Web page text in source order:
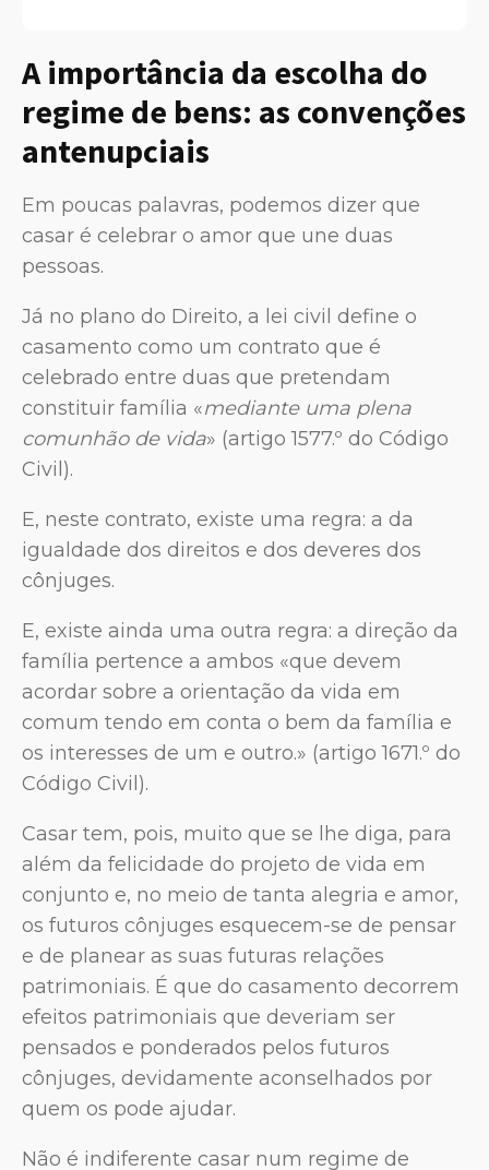
A importância da escolha do
regime de bens: as convenções
antenupciais
Em poucas palavras, podemos dizer que
casar é celebrar o amor que une duas
pessoas.
Já no plano do Direito, a lei civil define o
casamento como um contrato que é
celebrado entre duas que pretendam
constituir família «mediante uma plena
comunhão de vida» (artigo 1577.º do Código
Civil).
E, neste contrato, existe uma regra: a da
igualdade dos direitos e dos deveres dos
cônjuges.
E, existe ainda uma outra regra: a direção da
família pertence a ambos «que devem
acordar sobre a orientação da vida em
comum tendo em conta o bem da família e
os interesses de um e outro.» (artigo 1671.º do
Código Civil).
Casar tem, pois, muito que se lhe diga, para
além da felicidade do projeto de vida em
conjunto e, no meio de tanta alegria e amor,
os futuros cônjuges esquecem-se de pensar
e de planear as suas futuras relações
patrimoniais. É que do casamento decorrem
efeitos patrimoniais que deveriam ser
pensados e ponderados pelos futuros
cônjuges, devidamente aconselhados por
quem os pode ajudar.
Não é indiferente casar num regime de